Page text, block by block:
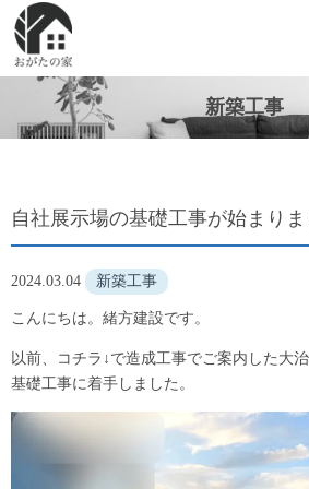
新築工事
自社展示場の基礎工事が始まりま
2024.03.04 新築工事
こんにちは。緒方建設です。
以前、コチラ↓で造成工事でご案内した大
基礎工事に着手しました。